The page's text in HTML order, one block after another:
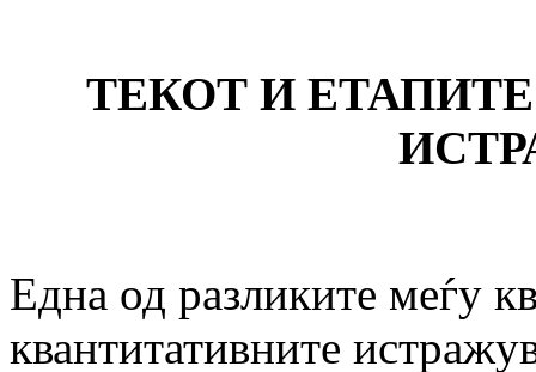
ТЕКОТ И
Една од разликите меѓу
квантитативните